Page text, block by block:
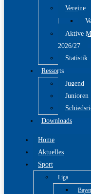
Vereine
Aktive
2026/27
Statistik
Ressorts
Jugend
Junioren
Downloads
Home
Aktuelles
Sport
Liga